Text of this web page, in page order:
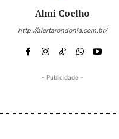
Almi Coelho
http://alertarondonia.com.br/
- Publicidade -